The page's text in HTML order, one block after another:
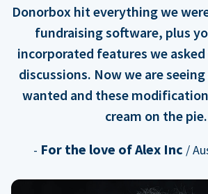
Donorbox hit everything we
fundraising software, plus
incorporated features we
discussions. Now we are
wanted and these
cream on the pie.
- For the love of Alex Inc /